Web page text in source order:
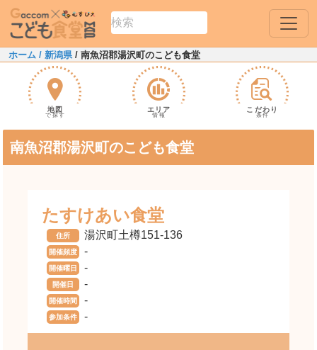
ホーム / 新潟県/ 南魚沼郡湯沢町のこども食堂
地図
で探す
エリア
情報
こだわり
条件
南魚沼郡湯沢町のこども食堂
たすけあい食堂
住所 湯沢町土樽151-136
開催頻度 -
開催曜日 -
開催日 -
開催時間 -
参加条件 -